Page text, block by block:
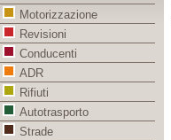
Motorizzazione
Revisioni
Conducenti
ADR
Rifiuti
Autotrasporto
Strade